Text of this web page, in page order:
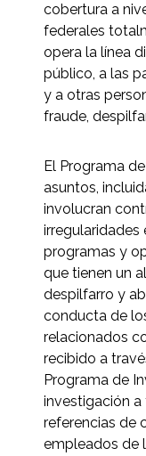
cobertura a
federales
opera la línea
público, a las
y a otras
fraude,
El Programa
asuntos,
involucran
irregularidades
programas y
que tienen un
despilfarro y
conducta de
relacionados
recibido a
Programa de
investigación a
referencias de
empleados de